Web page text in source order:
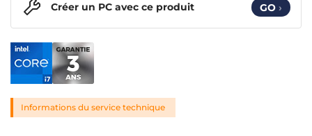
Créer un PC avec ce produit GO ›
Informations du service technique